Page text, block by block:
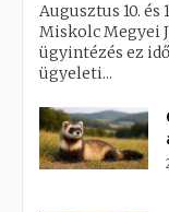
Augusztus 10.
Miskolc Megyei
ügyintézés ez
ügyeleti...